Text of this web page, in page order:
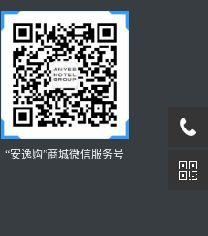
“安逸购”商城微信服务号